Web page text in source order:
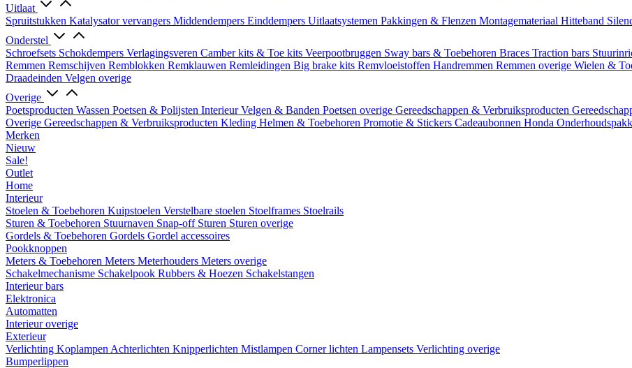
Uitlaat
Spruitstukken Katalysator vervangers Middendempers Einddempers Uitlaatsystemen Pakkingen & Flenzen Montagemateriaal Hitteband
Onderstel
Schroefsets Schokdempers Verlagingsveren Camber kits & Toe kits Veerpootbruggen Sway bars & Toebehoren Braces Traction bars
Remmen Remschijven Remblokken Remklauwen Remleidingen Big brake kits Remvloeistoffen Handremmen Remmen overige Wielen &
Draadeinden Velgen overige
Overige
Poetsproducten Wassen Poetsen & Polijsten InterieurVelgen & Banden Poetsen overige Gereedschappen & Verbruiksproducten
Overige Gereedschappen & Verbruiksproducten Kleding Helmen & Toebehoren Promotie & Stickers Cadeaubonnen Honda
Merken
Nieuw
Sale!
Outlet
Home
Interieur
Stoelen & Toebehoren Kuipstoelen Verstelbare stoelen Stoelframes Stoelrails
Sturen & Toebehoren Stuurnaven Snap-off Sturen Sturen overige
Gordels & Toebehoren Gordels Gordel accessoires
Pookknoppen
Meters & Toebehoren Meters Meterhouders Meters overige
Schakelmechanisme Schakelpook Rubbers & Hoezen Schakelstangen
Interieur bars
Elektronica
Automatten
Interieur overige
Exterieur
Verlichting Koplampen Achterlichten Knipperlichten Mistlampen Corner lichten Lampensets Verlichting overige
Bumperlippen